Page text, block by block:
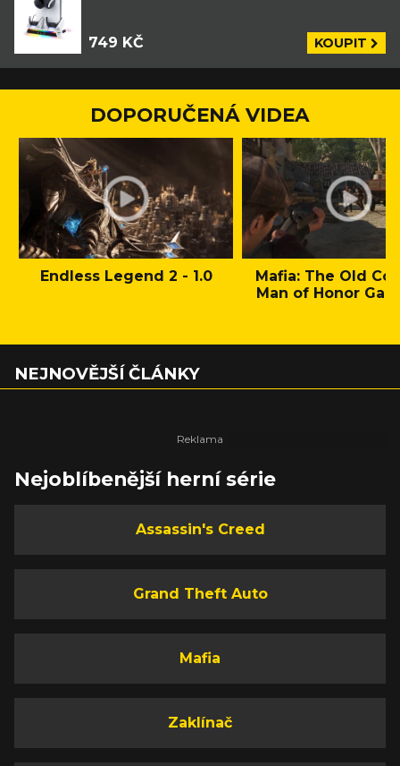
749 KČ KOUPIT
DOPORUČENÁ VIDEA
Endless Legend 2 - 1.0
Mafia: The Old
Man of Honor
NEJNOVĚJŠÍ ČLÁNKY
Nejoblíbenější herní série
Assassin's Creed
Grand Theft Auto
Mafia
Zaklínač